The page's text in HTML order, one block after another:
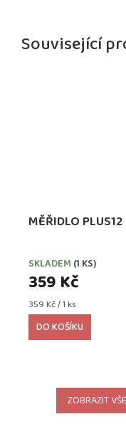
Související
MĚŘIDLO PLUS12
SKLADEM (1 KS)
359 Kč
Měrná
cena:
359 Kč / 1 ks
DO KOŠÍKU
ZOBRAZIT